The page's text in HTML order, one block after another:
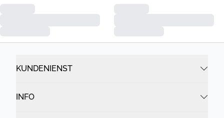
KUNDENIENST
INFO